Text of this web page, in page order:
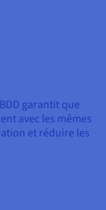
garantit que
avec les mêmes
et réduire les